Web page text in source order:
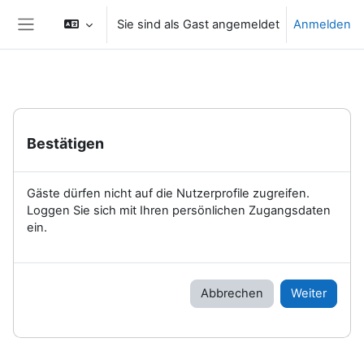
Website-Übersicht
Sie sind als Gast angemeldet Anmelden
Bestätigen
Gäste dürfen nicht auf die Nutzerprofile zugreifen.
Loggen Sie sich mit Ihren persönlichen Zugangsdaten
ein.
Abbrechen Weiter